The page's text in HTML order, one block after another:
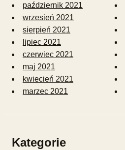
październik 2021
wrzesień 2021
sierpień 2021
lipiec 2021
czerwiec 2021
maj 2021
kwiecień 2021
marzec 2021
Kategorie